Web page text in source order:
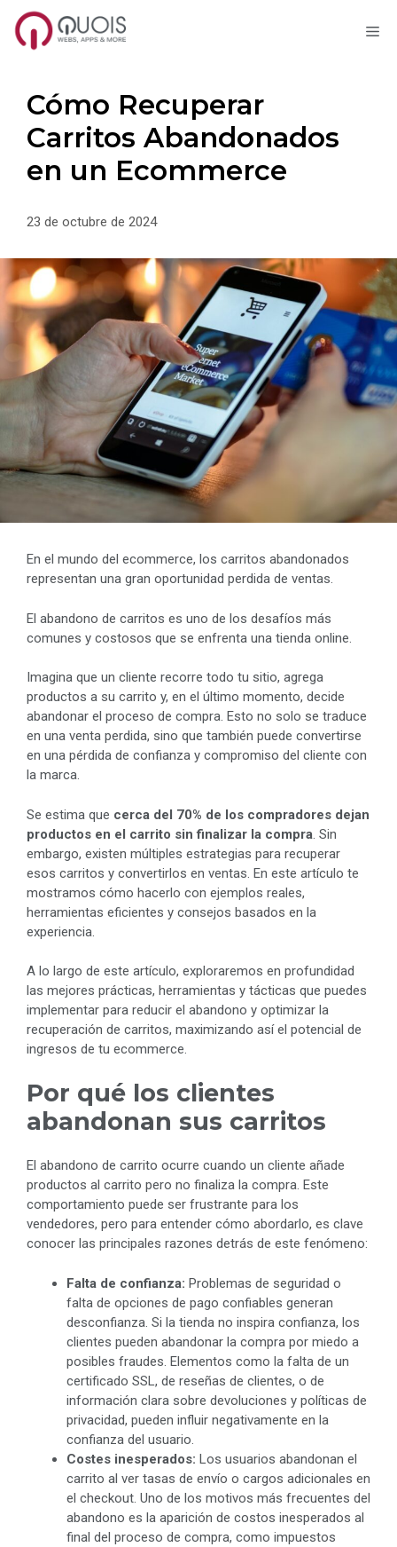
Saltar
contenidoCómo Recuperar
Carritos Abandonados
en un Ecommerce
23 de octubre de 2024
En el mundo del ecommerce, los carritos abandonados
representan una gran oportunidad perdida de ventas.
El abandono de carritos es uno de los desafíos más
comunes y costosos que se enfrenta una tienda online.
Imagina que un cliente recorre todo tu sitio, agrega
productos a su carrito y, en el último momento, decide
abandonar el proceso de compra. Esto no solo se traduce
en una venta perdida, sino que también puede convertirse
en una pérdida de confianza y compromiso del cliente con
la marca.
Se estima que cerca del 70% de los compradores dejan
productos en el carrito sin finalizar la compra. Sin
embargo, existen múltiples estrategias para recuperar
esos carritos y convertirlos en ventas. En este artículo te
mostramos cómo hacerlo con ejemplos reales,
herramientas eficientes y consejos basados en la
experiencia.
A lo largo de este artículo, exploraremos en profundidad
las mejores prácticas, herramientas y tácticas que puedes
implementar para reducir el abandono y optimizar la
recuperación de carritos, maximizando así el potencial de
ingresos de tu ecommerce.
Por qué los clientes
abandonan sus carritos
El abandono de carrito ocurre cuando un cliente añade
productos al carrito pero no finaliza la compra. Este
comportamiento puede ser frustrante para los
vendedores, pero para entender cómo abordarlo, es clave
conocer las principales razones detrás de este fenómeno:
Falta de confianza: Problemas de seguridad o
falta de opciones de pago confiables generan
desconfianza. Si la tienda no inspira confianza, los
clientes pueden abandonar la compra por miedo a
posibles fraudes. Elementos como la falta de un
certificado SSL, de reseñas de clientes, o de
información clara sobre devoluciones y políticas de
privacidad, pueden influir negativamente en la
confianza del usuario.
Costes inesperados: Los usuarios abandonan el
carrito al ver tasas de envío o cargos adicionales en
el checkout. Uno de los motivos más frecuentes del
abandono es la aparición de costos inesperados al
final del proceso de compra, como impuestos